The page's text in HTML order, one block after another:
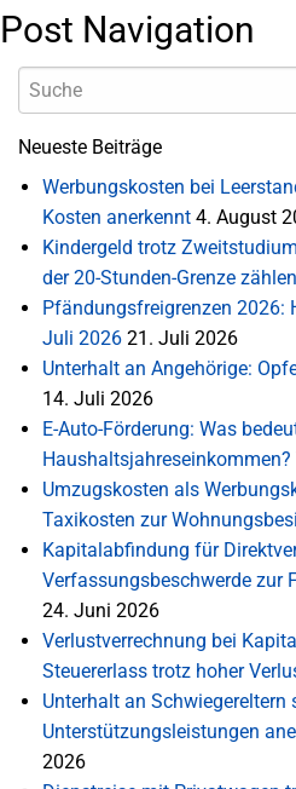
Post Navigation
Neueste Beiträge
Werbungskosten bei
Kosten anerkennt 4. August
Kindergeld trotz
der 20-Stunden-Grenze zählen
Pfändungsfreigrenzen 2026:
Juli 2026 21. Juli 2026
Unterhalt an Angehörige:
14. Juli 2026
E-Auto-Förderung: Was
Haushaltsjahreseinkommen?
Umzugskosten als
Taxikosten zur
Kapitalabfindung für
Verfassungsbeschwerde zur
24. Juni 2026
Verlustverrechnung bei
Steuererlass trotz hoher
Unterhalt an Schwiegereltern
Unterstützungsleistungen
2026